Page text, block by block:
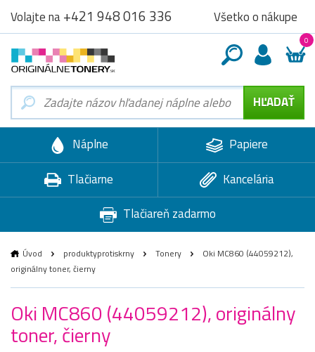
Volajte na+421 948 016 336 Všetko o nákupe
0
Náplne
Papiere
Tlačiarne
Kancelária
Tlačiareň zadarmo
Úvod produktyprotiskrny Tonery
Oki MC860 (44059212),
originálny toner, čierny
Oki MC860 (44059212), originálny
toner, čierny